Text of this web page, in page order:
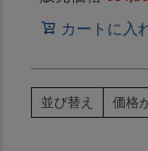
カートに入
並び替え 価格